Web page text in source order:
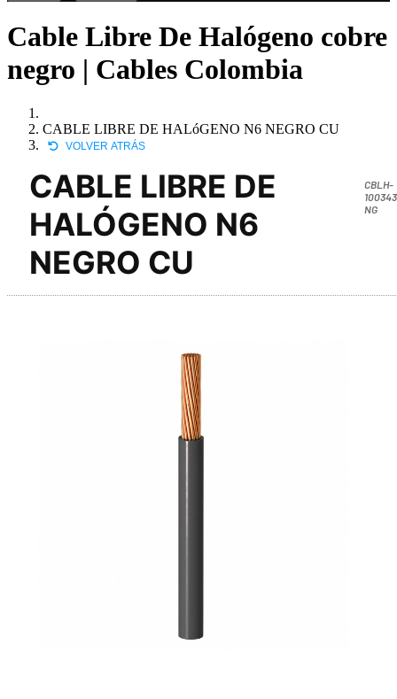
Cable Libre De Halógeno cobre
negro | Cables Colombia
CABLE LIBRE DE HALóGENO N6 NEGRO CU
VOLVER ATRÁS
CABLE LIBRE DE
HALÓGENO N6
NEGRO CU
CBLH-
NG